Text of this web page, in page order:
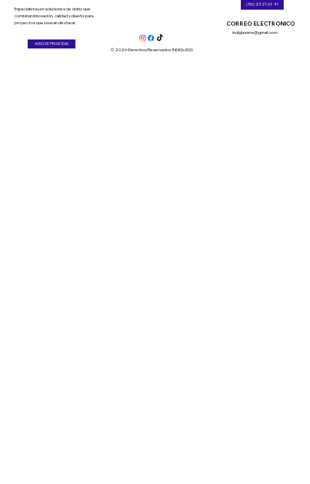
Especialistas en soluciones de vidrio que
combinan innovación, calidad y diseño para
proyectos que buscan destacar
AVISO DE PRIVACIDAD
© 2026 Derechos Reservados INDIGLASS
(56) 23 21 61 41
CORREO ELECTRONICO
indiglassmx@gmail.com